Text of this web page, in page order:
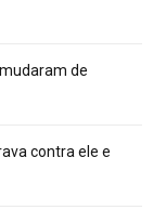
de
contra ele e